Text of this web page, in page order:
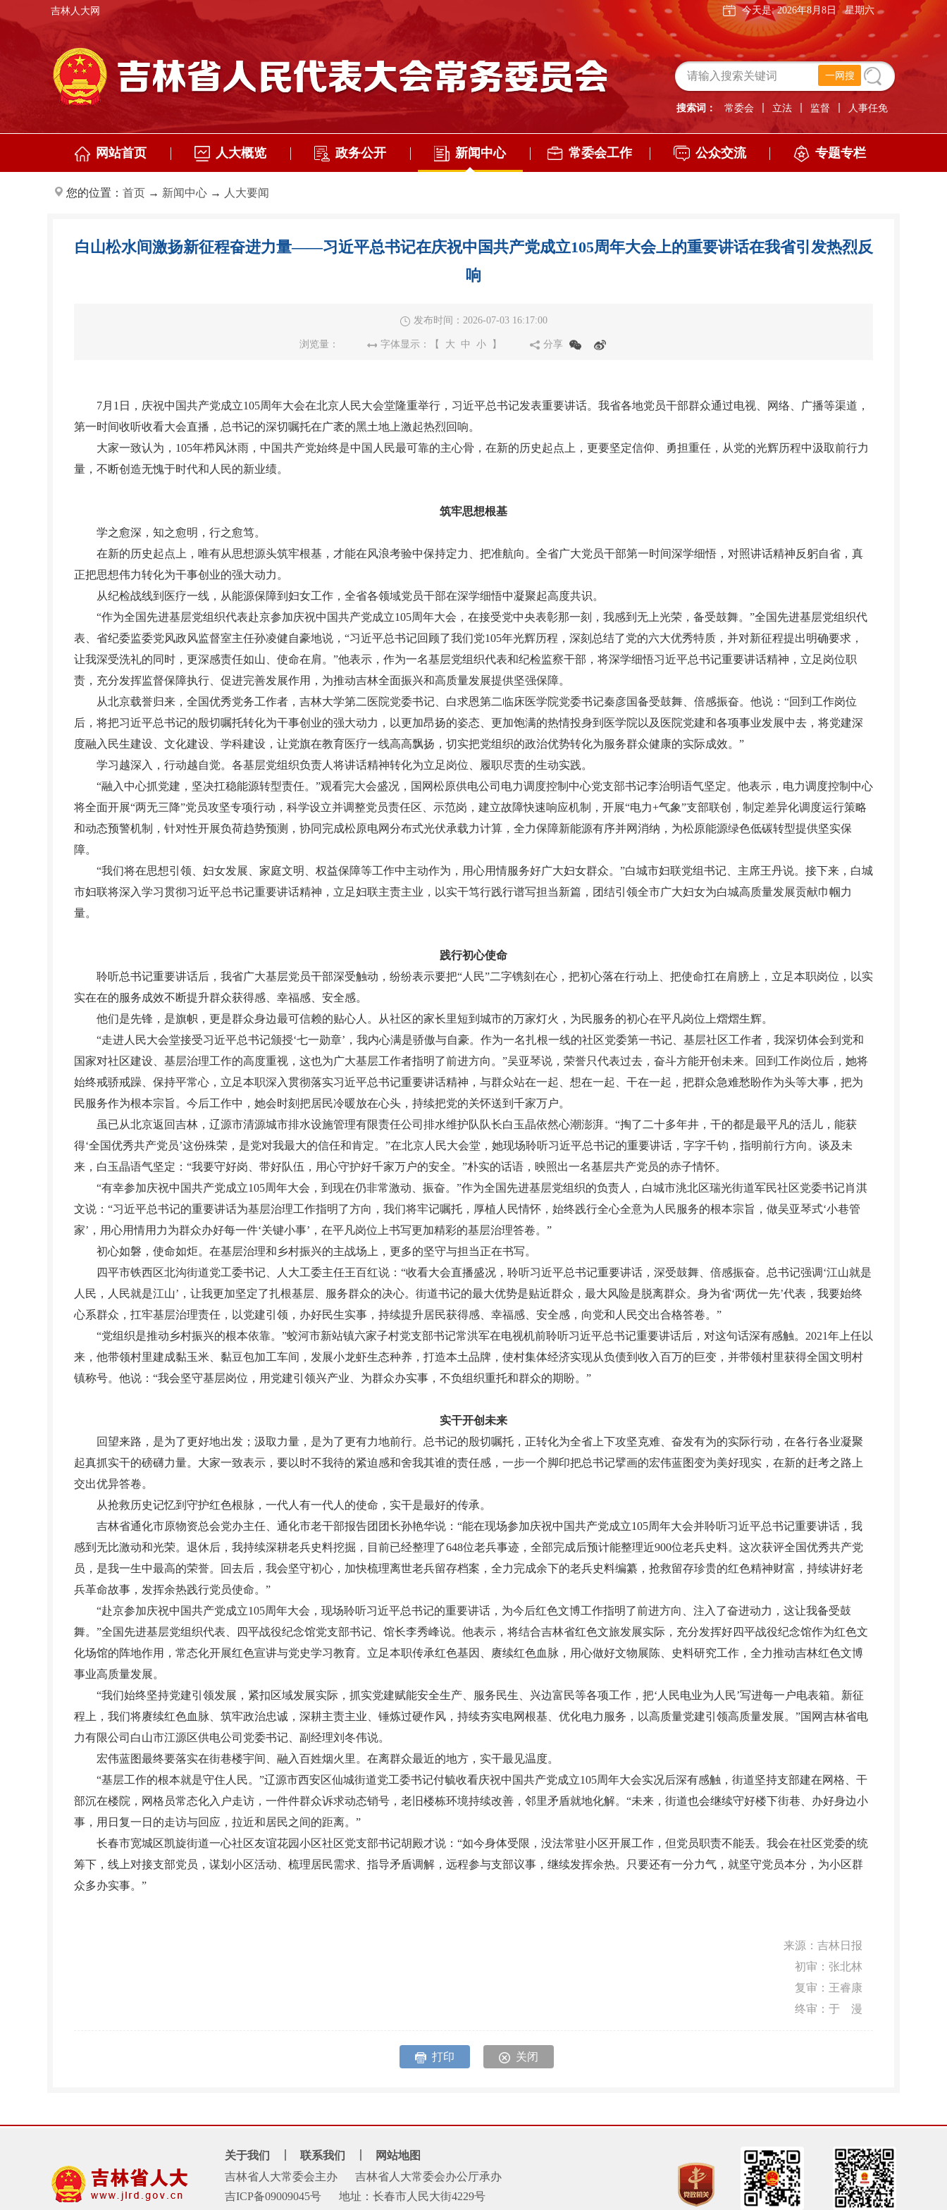
吉林人大网 今天是:2026年8月8日星期六
搜索词： 常委会 立法 监督 人事任免
网站首页 人大概览 政务公开 新闻中心 常委会工作 公众交流 专题专栏
您的位置： 首页 → 新闻中心 → 人大要闻
白山松水间激扬新征程奋进力量——习近平总书记在庆祝中国共产党成立105周年大会上的重要讲话在我省引发热烈反
响
发布时间：2026-07-03 16:17:00
浏览量： 字体显示：【 大 中 小】 分享
7月1日，庆祝中国共产党成立105周年大会在北京人民大会堂隆重举行，习近平总书记发表重要讲话。我省各地党员干部群众通过电视、网络、广播等渠道，
第一时间收听收看大会直播，总书记的深切嘱托在广袤的黑土地上激起热烈回响。
大家一致认为，105年栉风沐雨，中国共产党始终是中国人民最可靠的主心骨，在新的历史起点上，更要坚定信仰、勇担重任，从党的光辉历程中汲取前行力
量，不断创造无愧于时代和人民的新业绩。
筑牢思想根基
学之愈深，知之愈明，行之愈笃。
在新的历史起点上，唯有从思想源头筑牢根基，才能在风浪考验中保持定力、把准航向。全省广大党员干部第一时间深学细悟，对照讲话精神反躬自省，真
正把思想伟力转化为干事创业的强大动力。
从纪检战线到医疗一线，从能源保障到妇女工作，全省各领域党员干部在深学细悟中凝聚起高度共识。
“作为全国先进基层党组织代表赴京参加庆祝中国共产党成立105周年大会，在接受党中央表彰那一刻，我感到无上光荣，备受鼓舞。”全国先进基层党组织代
表、省纪委监委党风政风监督室主任孙凌健自豪地说，“习近平总书记回顾了我们党105年光辉历程，深刻总结了党的六大优秀特质，并对新征程提出明确要求，
让我深受洗礼的同时，更深感责任如山、使命在肩。”他表示，作为一名基层党组织代表和纪检监察干部，将深学细悟习近平总书记重要讲话精神，立足岗位职
责，充分发挥监督保障执行、促进完善发展作用，为推动吉林全面振兴和高质量发展提供坚强保障。
从北京载誉归来，全国优秀党务工作者，吉林大学第二医院党委书记、白求恩第二临床医学院党委书记秦彦国备受鼓舞、倍感振奋。他说：“回到工作岗位
后，将把习近平总书记的殷切嘱托转化为干事创业的强大动力，以更加昂扬的姿态、更加饱满的热情投身到医学院以及医院党建和各项事业发展中去，将党建深
度融入民生建设、文化建设、学科建设，让党旗在教育医疗一线高高飘扬，切实把党组织的政治优势转化为服务群众健康的实际成效。”
学习越深入，行动越自觉。各基层党组织负责人将讲话精神转化为立足岗位、履职尽责的生动实践。
“融入中心抓党建，坚决扛稳能源转型责任。”观看完大会盛况，国网松原供电公司电力调度控制中心党支部书记李治明语气坚定。他表示，电力调度控制中心
将全面开展“两无三降”党员攻坚专项行动，科学设立并调整党员责任区、示范岗，建立故障快速响应机制，开展“电力+气象”支部联创，制定差异化调度运行策略
和动态预警机制，针对性开展负荷趋势预测，协同完成松原电网分布式光伏承载力计算，全力保障新能源有序并网消纳，为松原能源绿色低碳转型提供坚实保
障。
“我们将在思想引领、妇女发展、家庭文明、权益保障等工作中主动作为，用心用情服务好广大妇女群众。”白城市妇联党组书记、主席王丹说。接下来，白城
市妇联将深入学习贯彻习近平总书记重要讲话精神，立足妇联主责主业，以实干笃行践行谱写担当新篇，团结引领全市广大妇女为白城高质量发展贡献巾帼力
量。
践行初心使命
聆听总书记重要讲话后，我省广大基层党员干部深受触动，纷纷表示要把“人民”二字镌刻在心，把初心落在行动上、把使命扛在肩膀上，立足本职岗位，以实
实在在的服务成效不断提升群众获得感、幸福感、安全感。
他们是先锋，是旗帜，更是群众身边最可信赖的贴心人。从社区的家长里短到城市的万家灯火，为民服务的初心在平凡岗位上熠熠生辉。
“走进人民大会堂接受习近平总书记颁授‘七一勋章’，我内心满是骄傲与自豪。作为一名扎根一线的社区党委第一书记、基层社区工作者，我深切体会到党和
国家对社区建设、基层治理工作的高度重视，这也为广大基层工作者指明了前进方向。”吴亚琴说，荣誉只代表过去，奋斗方能开创未来。回到工作岗位后，她将
始终戒骄戒躁、保持平常心，立足本职深入贯彻落实习近平总书记重要讲话精神，与群众站在一起、想在一起、干在一起，把群众急难愁盼作为头等大事，把为
民服务作为根本宗旨。今后工作中，她会时刻把居民冷暖放在心头，持续把党的关怀送到千家万户。
虽已从北京返回吉林，辽源市清源城市排水设施管理有限责任公司排水维护队队长白玉晶依然心潮澎湃。“掏了二十多年井，干的都是最平凡的活儿，能获
得‘全国优秀共产党员’这份殊荣，是党对我最大的信任和肯定。”在北京人民大会堂，她现场聆听习近平总书记的重要讲话，字字千钧，指明前行方向。谈及未
来，白玉晶语气坚定：“我要守好岗、带好队伍，用心守护好千家万户的安全。”朴实的话语，映照出一名基层共产党员的赤子情怀。
“有幸参加庆祝中国共产党成立105周年大会，到现在仍非常激动、振奋。”作为全国先进基层党组织的负责人，白城市洮北区瑞光街道军民社区党委书记肖淇
文说：“习近平总书记的重要讲话为基层治理工作指明了方向，我们将牢记嘱托，厚植人民情怀，始终践行全心全意为人民服务的根本宗旨，做吴亚琴式‘小巷管
家’，用心用情用力为群众办好每一件‘关键小事’，在平凡岗位上书写更加精彩的基层治理答卷。”
初心如磐，使命如炬。在基层治理和乡村振兴的主战场上，更多的坚守与担当正在书写。
四平市铁西区北沟街道党工委书记、人大工委主任王百红说：“收看大会直播盛况，聆听习近平总书记重要讲话，深受鼓舞、倍感振奋。总书记强调‘江山就是
人民，人民就是江山’，让我更加坚定了扎根基层、服务群众的决心。街道书记的最大优势是贴近群众，最大风险是脱离群众。身为省‘两优一先’代表，我要始终
心系群众，扛牢基层治理责任，以党建引领，办好民生实事，持续提升居民获得感、幸福感、安全感，向党和人民交出合格答卷。”
“党组织是推动乡村振兴的根本依靠。”蛟河市新站镇六家子村党支部书记常洪军在电视机前聆听习近平总书记重要讲话后，对这句话深有感触。2021年上任以
来，他带领村里建成黏玉米、黏豆包加工车间，发展小龙虾生态种养，打造本土品牌，使村集体经济实现从负债到收入百万的巨变，并带领村里获得全国文明村
镇称号。他说：“我会坚守基层岗位，用党建引领兴产业、为群众办实事，不负组织重托和群众的期盼。”
实干开创未来
回望来路，是为了更好地出发；汲取力量，是为了更有力地前行。总书记的殷切嘱托，正转化为全省上下攻坚克难、奋发有为的实际行动，在各行各业凝聚
起真抓实干的磅礴力量。大家一致表示，要以时不我待的紧迫感和舍我其谁的责任感，一步一个脚印把总书记擘画的宏伟蓝图变为美好现实，在新的赶考之路上
交出优异答卷。
从抢救历史记忆到守护红色根脉，一代人有一代人的使命，实干是最好的传承。
吉林省通化市原物资总会党办主任、通化市老干部报告团团长孙艳华说：“能在现场参加庆祝中国共产党成立105周年大会并聆听习近平总书记重要讲话，我
感到无比激动和光荣。退休后，我持续深耕老兵史料挖掘，目前已经整理了648位老兵事迹，全部完成后预计能整理近900位老兵史料。这次获评全国优秀共产党
员，是我一生中最高的荣誉。回去后，我会坚守初心，加快梳理离世老兵留存档案，全力完成余下的老兵史料编纂，抢救留存珍贵的红色精神财富，持续讲好老
兵革命故事，发挥余热践行党员使命。”
“赴京参加庆祝中国共产党成立105周年大会，现场聆听习近平总书记的重要讲话，为今后红色文博工作指明了前进方向、注入了奋进动力，这让我备受鼓
舞。”全国先进基层党组织代表、四平战役纪念馆党支部书记、馆长李秀峰说。他表示，将结合吉林省红色文旅发展实际，充分发挥好四平战役纪念馆作为红色文
化场馆的阵地作用，常态化开展红色宣讲与党史学习教育。立足本职传承红色基因、赓续红色血脉，用心做好文物展陈、史料研究工作，全力推动吉林红色文博
事业高质量发展。
“我们始终坚持党建引领发展，紧扣区域发展实际，抓实党建赋能安全生产、服务民生、兴边富民等各项工作，把‘人民电业为人民’写进每一户电表箱。新征
程上，我们将赓续红色血脉、筑牢政治忠诚，深耕主责主业、锤炼过硬作风，持续夯实电网根基、优化电力服务，以高质量党建引领高质量发展。”国网吉林省电
力有限公司白山市江源区供电公司党委书记、副经理刘冬伟说。
宏伟蓝图最终要落实在街巷楼宇间、融入百姓烟火里。在离群众最近的地方，实干最见温度。
“基层工作的根本就是守住人民。”辽源市西安区仙城街道党工委书记付毓收看庆祝中国共产党成立105周年大会实况后深有感触，街道坚持支部建在网格、干
部沉在楼院，网格员常态化入户走访，一件件群众诉求动态销号，老旧楼栋环境持续改善，邻里矛盾就地化解。“未来，街道也会继续守好楼下街巷、办好身边小
事，用日复一日的走访与回应，拉近和居民之间的距离。”
长春市宽城区凯旋街道一心社区友谊花园小区社区党支部书记胡殿才说：“如今身体受限，没法常驻小区开展工作，但党员职责不能丢。我会在社区党委的统
筹下，线上对接支部党员，谋划小区活动、梳理居民需求、指导矛盾调解，远程参与支部议事，继续发挥余热。只要还有一分力气，就坚守党员本分，为小区群
众多办实事。”
来源： 吉林日报
初审：张北林
复审：王睿康
终审：于 漫
打印 关闭
关于我们 联系我们
网站地图
吉林省人大常委会主办
吉林省人大常委会办公厅承办
吉ICP备09009045号
地址：长春市人民大街4229号